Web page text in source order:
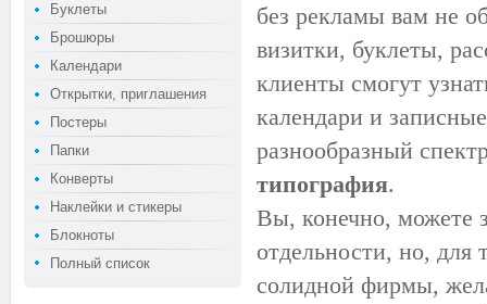
Буклеты
Брошюры
Календари
Открытки, приглашения
Постеры
Папки
Конверты
Наклейки и стикеры
Блокноты
Полный список
без рекламы вам не
визитки, буклеты,
клиенты смогут
календари и
разнообразный
типография.
Вы, конечно, можете
отдельности, но, для
солидной фирмы,